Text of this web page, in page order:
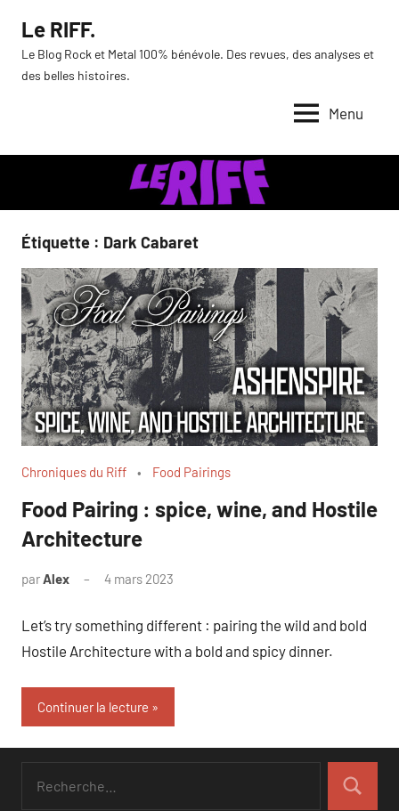
contenu
Le RIFF.
Le Blog Rock et Metal 100% bénévole. Des revues, des analyses et
des belles histoires.
Menu
Étiquette : Dark Cabaret
Chroniques du Riff Food Pairings
Food Pairing : spice, wine, and Hostile
Architecture
parAlex 4 mars 2023
Let’s try something different : pairing the wild and bold
Hostile Architecture with a bold and spicy dinner.
Continuer la lecture